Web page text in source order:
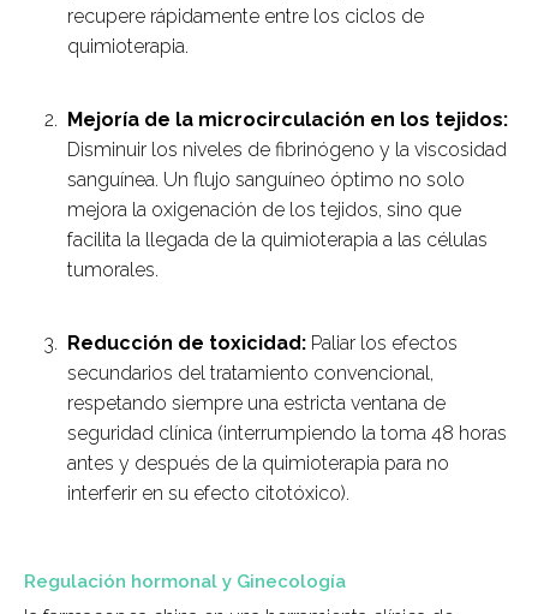
recupere rápidamente entre los ciclos de
quimioterapia.
Mejoría de la microcirculación en los tejidos:
Disminuir los niveles de fibrinógeno y la viscosidad
sanguínea. Un flujo sanguíneo óptimo no solo
mejora la oxigenación de los tejidos, sino que
facilita la llegada de la quimioterapia a las células
tumorales.
Reducción de toxicidad: Paliar los efectos
secundarios del tratamiento convencional,
respetando siempre una estricta ventana de
seguridad clínica (interrumpiendo la toma 48 horas
antes y después de la quimioterapia para no
interferir en su efecto citotóxico).
Regulación hormonal y Ginecología